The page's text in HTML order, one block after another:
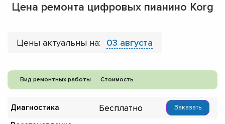
Цена ремонта цифровых пианино Korg
Цены актуальны на: 03 августа
Вид ремонтных работы Стоимость
Диагностика Бесплатно Заказать